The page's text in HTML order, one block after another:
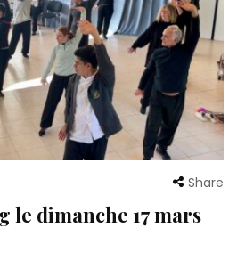
Share
le dimanche 17 mars